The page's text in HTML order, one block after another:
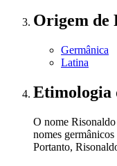
Origem de
Germânica
Latina
Etimologia
O nome
nomes
Portanto,